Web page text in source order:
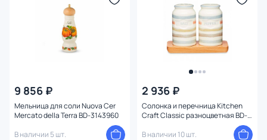
9 856 ₽
Мельница для соли Nuova Cer
Mercato della Terra BD-3143960
В наличии 5 шт.
2 936 ₽
Солонка и перечница Kitchen
Craft Classic разноцветная BD-
В наличии 10 шт.